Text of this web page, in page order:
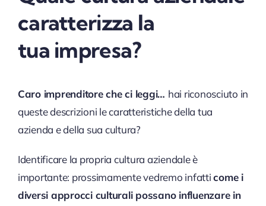
caratterizza la
tua impresa?
Caro imprenditore che ci leggi… hai riconosciuto in
queste descrizioni le caratteristiche della tua
azienda e della sua cultura?
Identificare la propria cultura aziendale è
importante: prossimamente vedremo infatticomei
diversi approcci culturali possano influenzare in